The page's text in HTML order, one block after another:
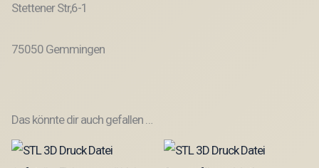
Stettener Str,6-1
75050 Gemmingen
Das könnte dir auch gefallen …